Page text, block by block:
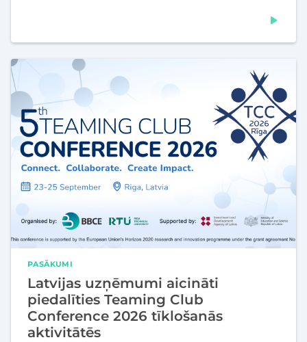
PASĀKUMI
Latvijas uzņēmumi aicināti
piedalīties Teaming Club
Conference 2026 tīklošanās
aktivitātēs